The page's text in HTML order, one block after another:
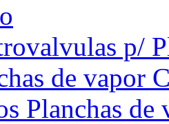
p/
de vapor
Planchas de